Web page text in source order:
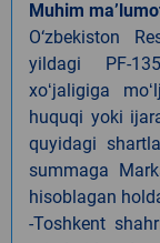
Muhim
O‘zbekiston
yildagi PF-
xoʻjaligiga
huquqi yoki
quyidagi
summaga
hisoblagan
-Toshkent